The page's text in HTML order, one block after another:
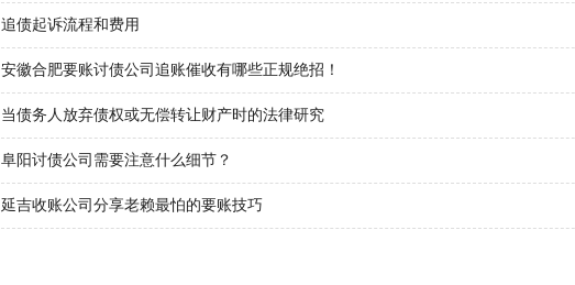
追债起诉流程和费用
安徽合肥要账讨债公司追账催收有哪些正规绝招！
当债务人放弃债权或无偿转让财产时的法律研究
阜阳讨债公司需要注意什么细节？
延吉收账公司分享老赖最怕的要账技巧